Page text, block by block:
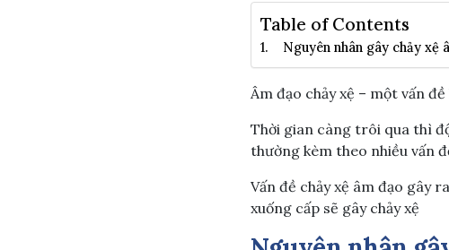
Table of Contents
Nguyên nhân gây chảy xệ
Âm đạo chảy xệ – một vấn
Thời gian càng trôi qua thì
thường kèm theo nhiều vấn
Vấn đề chảy xệ âm đạo gây
xuống cấp sẽ gây chảy xệ